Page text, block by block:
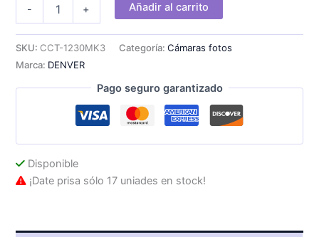
-
Coche
HD
Negra
+ Añadir al carrito
SKU: CCT-1230MK3 Categoría:Cámaras fotos
Marca: DENVER
Pago seguro garantizado
Disponible
¡Date prisa sólo 17 uniades en stock!